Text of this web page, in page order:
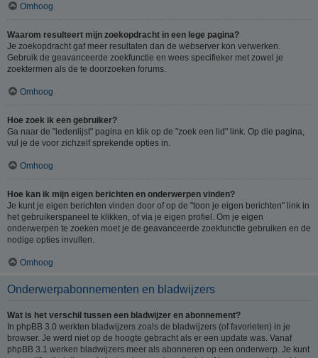
Omhoog
Waarom resulteert mijn zoekopdracht in een lege pagina?
Je zoekopdracht gaf meer resultaten dan de webserver kon verwerken.
Gebruik de geavanceerde zoekfunctie en wees specifieker met zowel je
zoektermen als de te doorzoeken forums.
Omhoog
Hoe zoek ik een gebruiker?
Ga naar de "ledenlijst" pagina en klik op de "zoek een lid" link. Op die pagina,
vul je de voor zichzelf sprekende opties in.
Omhoog
Hoe kan ik mijn eigen berichten en onderwerpen vinden?
Je kunt je eigen berichten vinden door of op de "toon je eigen berichten" link in
het gebruikerspaneel te klikken, of via je eigen profiel. Om je eigen
onderwerpen te zoeken moet je de geavanceerde zoekfunctie gebruiken en de
nodige opties invullen.
Omhoog
Onderwerpabonnementen en bladwijzers
Wat is het verschil tussen een bladwijzer en abonnement?
In phpBB 3.0 werkten bladwijzers zoals de bladwijzers (of favorieten) in je
browser. Je werd niet op de hoogte gebracht als er een update was. Vanaf
phpBB 3.1 werken bladwijzers meer als abonneren op een onderwerp. Je kunt